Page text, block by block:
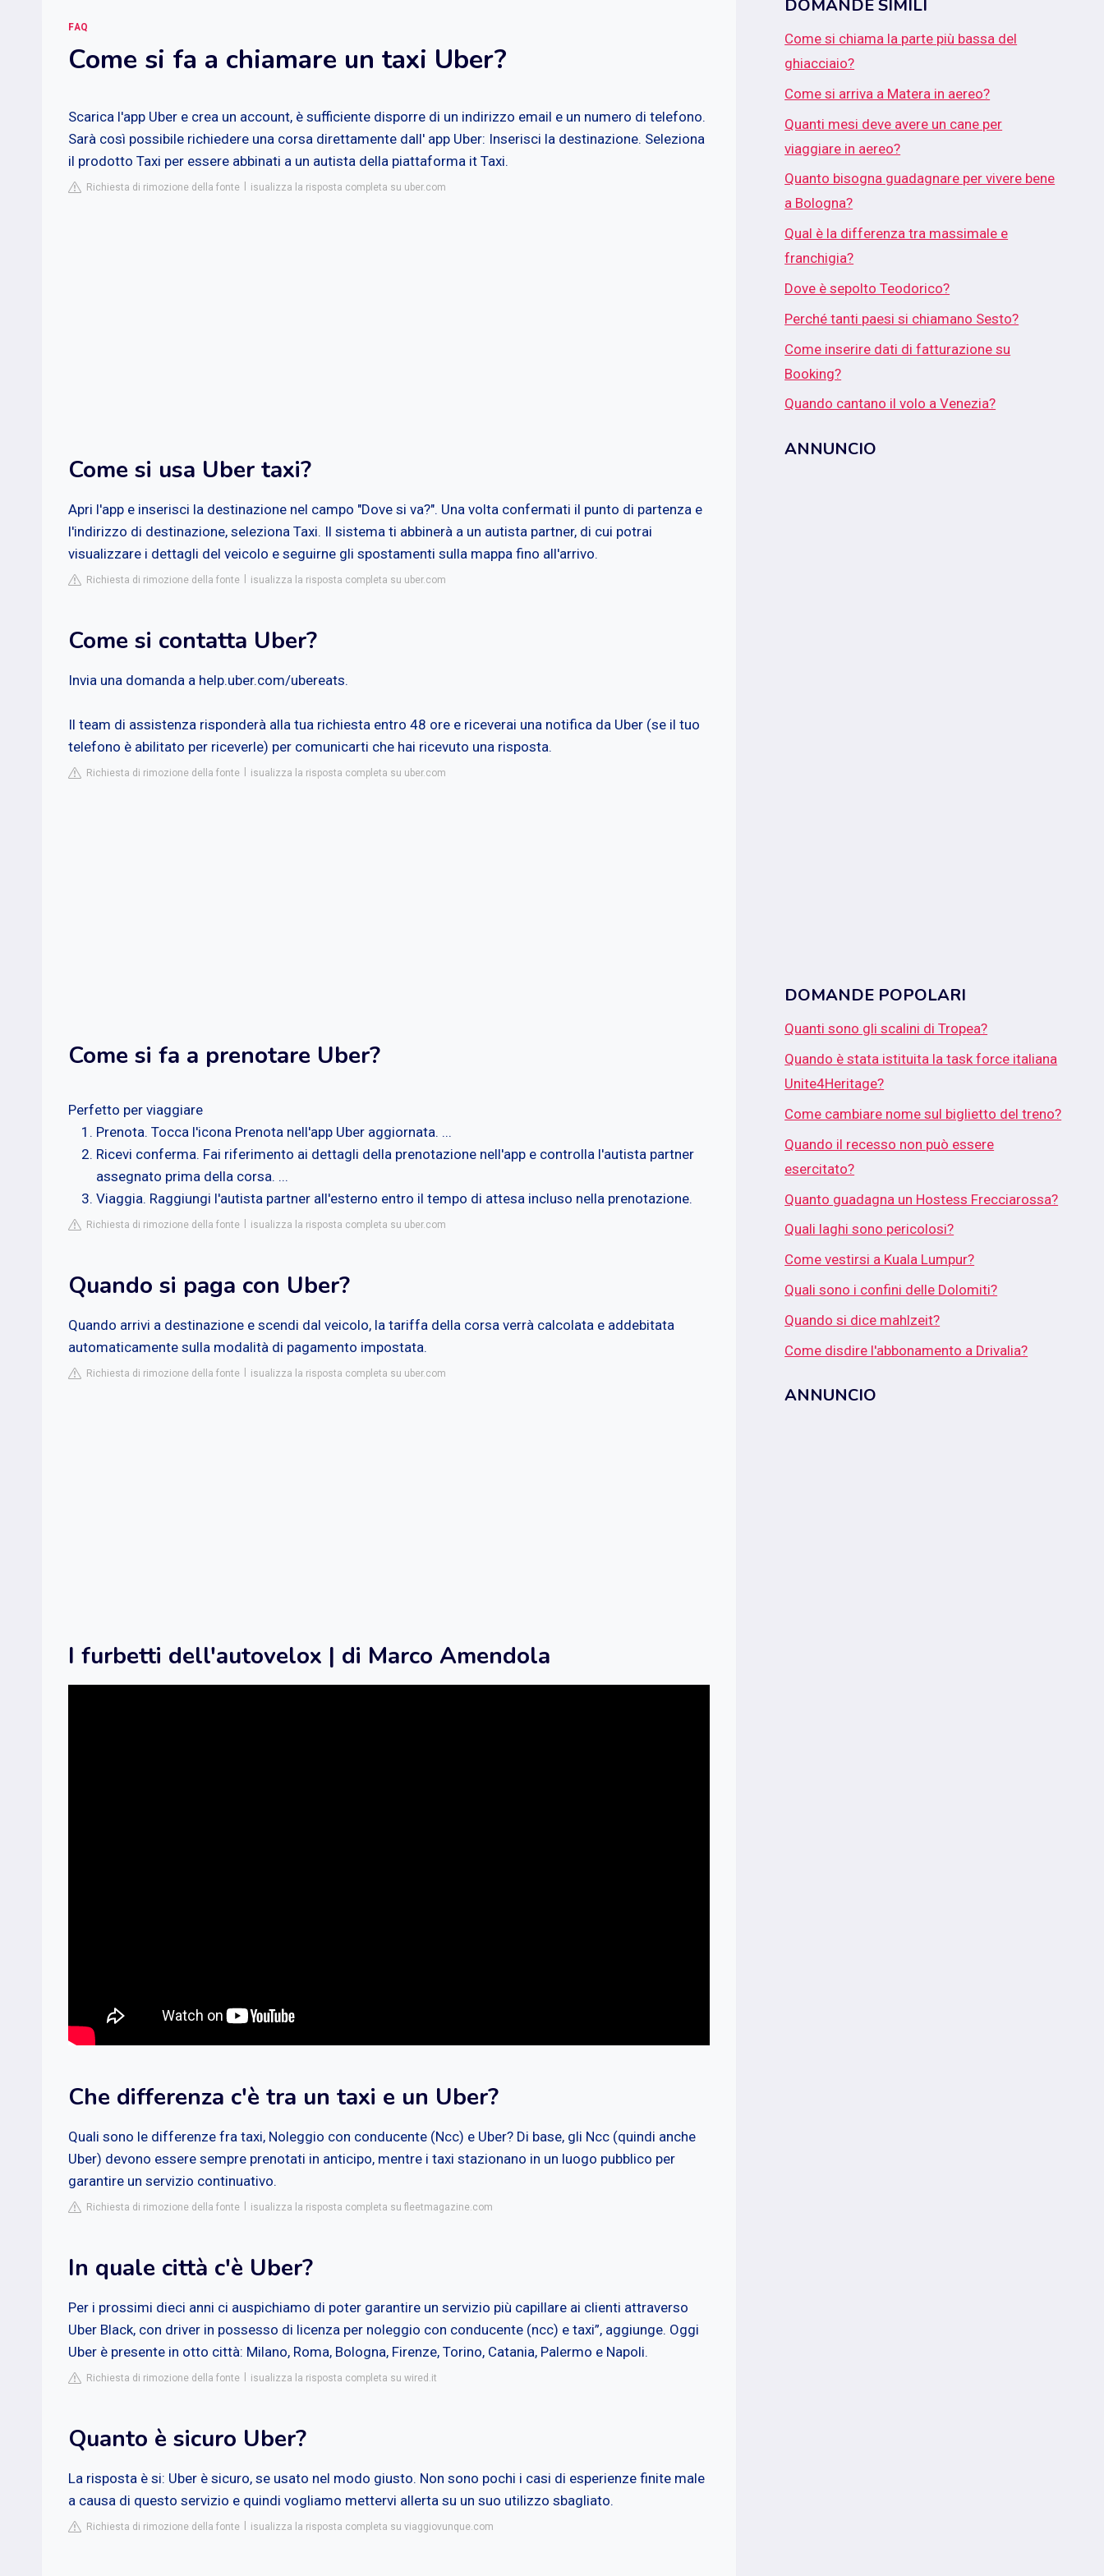
FAQ
Come si fa a chiamare un taxi Uber?
Scarica l'app Uber e crea un account, è sufficiente disporre di un indirizzo email e un numero di telefono.
Sarà così possibile richiedere una corsa direttamente dall' app Uber: Inserisci la destinazione. Seleziona
il prodotto Taxi per essere abbinati a un autista della piattaforma it Taxi.
Richiesta di rimozione della fonte isualizza la risposta completa su uber.com
Come si usa Uber taxi?
Apri l'app e inserisci la destinazione nel campo "Dove si va?". Una volta confermati il punto di partenza e
l'indirizzo di destinazione, seleziona Taxi. Il sistema ti abbinerà a un autista partner, di cui potrai
visualizzare i dettagli del veicolo e seguirne gli spostamenti sulla mappa fino all'arrivo.
Richiesta di rimozione della fonte isualizza la risposta completa su uber.com
Come si contatta Uber?
Invia una domanda a help.uber.com/ubereats.
Il team di assistenza risponderà alla tua richiesta entro 48 ore e riceverai una notifica da Uber (se il tuo
telefono è abilitato per riceverle) per comunicarti che hai ricevuto una risposta.
Richiesta di rimozione della fonte isualizza la risposta completa su uber.com
Come si fa a prenotare Uber?
Perfetto per viaggiare
Prenota. Tocca l'icona Prenota nell'app Uber aggiornata. ...
Ricevi conferma. Fai riferimento ai dettagli della prenotazione nell'app e controlla l'autista partner
assegnato prima della corsa. ...
Viaggia. Raggiungi l'autista partner all'esterno entro il tempo di attesa incluso nella prenotazione.
Richiesta di rimozione della fonte isualizza la risposta completa su uber.com
Quando si paga con Uber?
Quando arrivi a destinazione e scendi dal veicolo, la tariffa della corsa verrà calcolata e addebitata
automaticamente sulla modalità di pagamento impostata.
Richiesta di rimozione della fonte isualizza la risposta completa su uber.com
I furbetti dell'autovelox | di Marco Amendola
Che differenza c'è tra un taxi e un Uber?
Quali sono le differenze fra taxi, Noleggio con conducente (Ncc) e Uber? Di base, gli Ncc (quindi anche
Uber) devono essere sempre prenotati in anticipo, mentre i taxi stazionano in un luogo pubblico per
garantire un servizio continuativo.
Richiesta di rimozione della fonte isualizza la risposta completa su fleetmagazine.com
In quale città c'è Uber?
Per i prossimi dieci anni ci auspichiamo di poter garantire un servizio più capillare ai clienti attraverso
Uber Black, con driver in possesso di licenza per noleggio con conducente (ncc) e taxi”, aggiunge. Oggi
Uber è presente in otto città: Milano, Roma, Bologna, Firenze, Torino, Catania, Palermo e Napoli.
Richiesta di rimozione della fonte isualizza la risposta completa su wired.it
Quanto è sicuro Uber?
La risposta è si: Uber è sicuro, se usato nel modo giusto. Non sono pochi i casi di esperienze finite male
a causa di questo servizio e quindi vogliamo mettervi allerta su un suo utilizzo sbagliato.
Richiesta di rimozione della fonte isualizza la risposta completa su viaggiovunque.com
DOMANDE SIMILI
Come si chiama la parte più bassa del
ghiacciaio?
Come si arriva a Matera in aereo?
Quanti mesi deve avere un cane per
viaggiare in aereo?
Quanto bisogna guadagnare per vivere bene
a Bologna?
Qual è la differenza tra massimale e
franchigia?
Dove è sepolto Teodorico?
Perché tanti paesi si chiamano Sesto?
Come inserire dati di fatturazione su
Booking?
Quando cantano il volo a Venezia?
ANNUNCIO
DOMANDE POPOLARI
Quanti sono gli scalini di Tropea?
Quando è stata istituita la task force italiana
Unite4Heritage?
Come cambiare nome sul biglietto del treno?
Quando il recesso non può essere
esercitato?
Quanto guadagna un Hostess Frecciarossa?
Quali laghi sono pericolosi?
Come vestirsi a Kuala Lumpur?
Quali sono i confini delle Dolomiti?
Quando si dice mahlzeit?
Come disdire l'abbonamento a Drivalia?
ANNUNCIO